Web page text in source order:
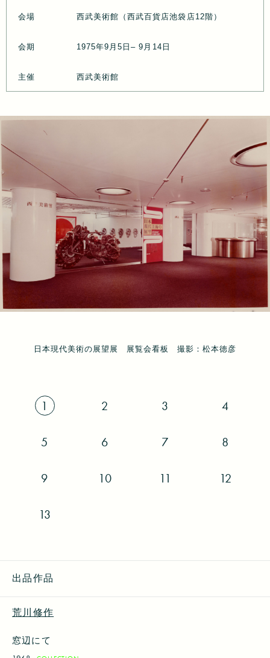
会場 西武美術館（西武百貨店池袋店12階）
会期 1975年9月5日– 9月14日
主催 西武美術館
日本現代美術の展望展 展覧会看板 撮影：松本徳彦
西武美術館 ART VIVANT 撮影：松本徳彦
日本現代美術の展望展 荒川修作《窓辺にて》(1968) 展示風
日本現代美術の展望展 清水九兵衛《AFFINITY J.》（1975)
日本現代美術の展望展 桑山忠明《Metalic Yellow and Blue》
日本現代美術の展望展 菅井汲《フェスティバル・マウンテン》
日本現代美術の展望展 中西夏之《山頂の石蹴りNo.3》
日本現代美術の展望展 横尾忠則《SHAMBALA》(1974) 展示
日本現代美術の展望展 展示風景 撮影：松本徳彦
日本現代美術の展望展 展示風景 撮影：松本徳彦
日本現代美術の展望展 展示風景 撮影：松本徳彦
日本現代美術の展望展 展示風景 撮影：松本徳彦
日本現代美術の展望展 西武百貨店池袋店屋上看板 撮影：松本
1 2 3 4
5 6 7 8
9 10 11 12
13
出品作品
荒川修作
窓辺にて